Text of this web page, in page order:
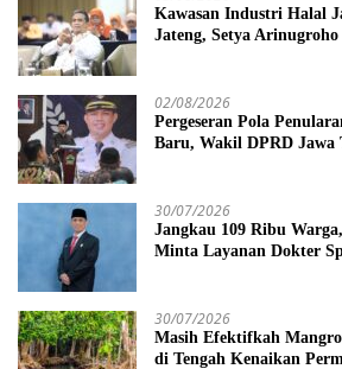
Kawasan Industri Halal
Jateng, Setya
02/08/2026
Pergeseran Pola
Baru, Wakil DPRD Jawa
30/07/2026
Jangkau 109 Ribu
Minta Layanan Dokter
30/07/2026
Masih Efektifkah
di Tengah Kenaikan